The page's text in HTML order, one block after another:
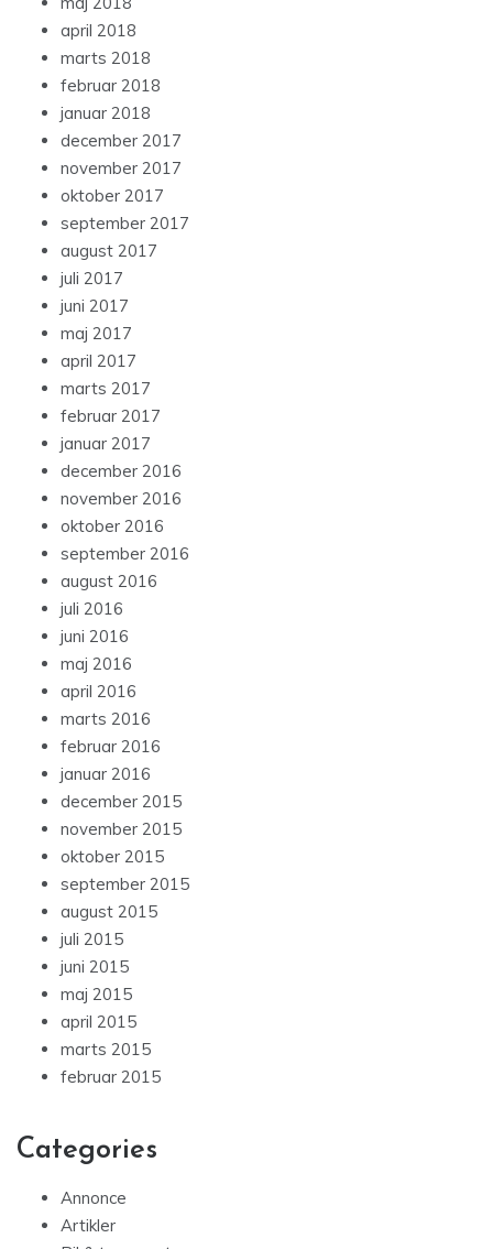
april 2018
marts 2018
februar 2018
januar 2018
december 2017
november 2017
oktober 2017
september 2017
august 2017
juli 2017
juni 2017
maj 2017
april 2017
marts 2017
februar 2017
januar 2017
december 2016
november 2016
oktober 2016
september 2016
august 2016
juli 2016
juni 2016
maj 2016
april 2016
marts 2016
februar 2016
januar 2016
december 2015
november 2015
oktober 2015
september 2015
august 2015
juli 2015
juni 2015
maj 2015
april 2015
marts 2015
februar 2015
Categories
Annonce
Artikler